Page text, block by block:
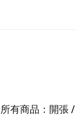
所有商品：開張